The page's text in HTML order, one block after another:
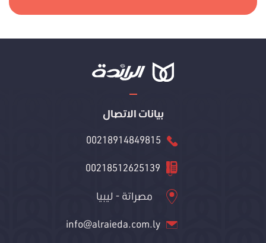
بيانات الاتصال
00218914849815
00218512625139
مصراتة - ليبيا
info@alraieda.com.ly